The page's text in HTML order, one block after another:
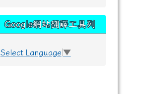
Google網站翻譯工具列
Select Language ▼